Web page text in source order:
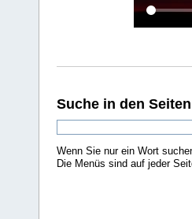
Suche in den Seiten
Wenn Sie nur ein Wort
Die Menüs sind auf jeder